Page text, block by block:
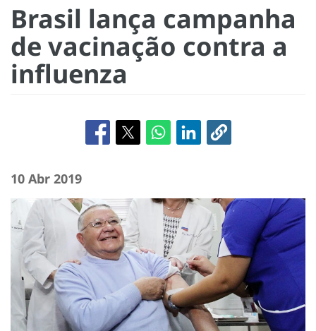
Brasil lança campanha
de vacinação contra a
influenza
10 Abr 2019